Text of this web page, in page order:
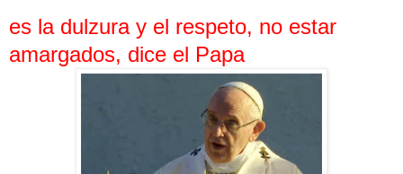
es la dulzura y el respeto, no estar
amargados, dice el Papa